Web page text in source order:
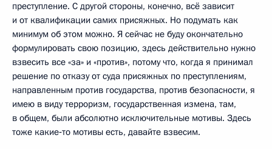
преступление. С другой стороны, конечно, всё зависит
и от квалификации самих присяжных. Но подумать как
минимум об этом можно. Я сейчас не буду окончательно
формулировать свою позицию, здесь действительно нужно
взвесить все «за» и «против», потому что, когда я принимал
решение по отказу от суда присяжных по преступлениям,
направленным против государства, против безопасности, я
имею в виду терроризм, государственная измена, там,
в общем, были абсолютно исключительные мотивы. Здесь
тоже какие‑то мотивы есть, давайте взвесим.